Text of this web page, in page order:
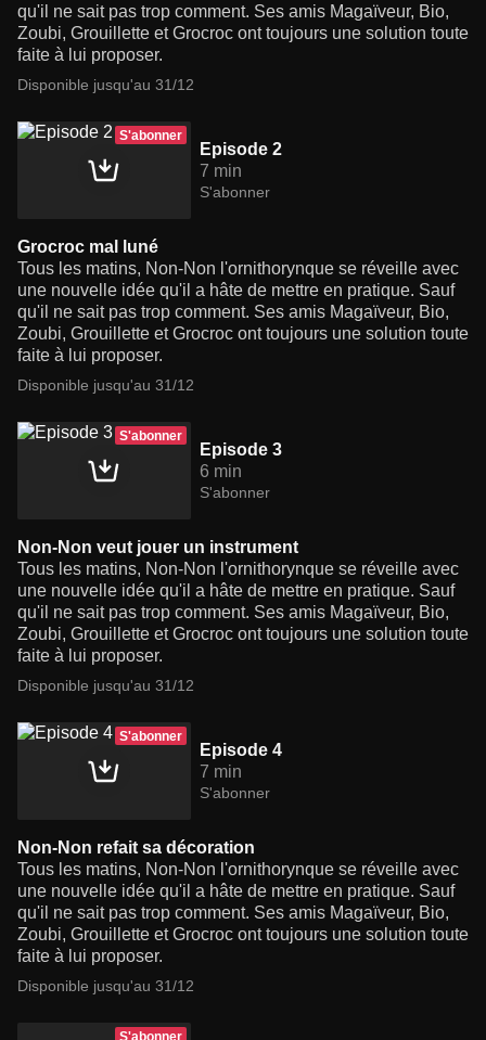
qu'il ne sait pas trop comment. Ses amis Magaïveur, Bio,
Zoubi, Grouillette et Grocroc ont toujours une solution toute
faite à lui proposer.
Disponible jusqu'au 31/12
S'abonner
Episode 2
7 min
S'abonner
Grocroc mal luné
Tous les matins, Non-Non l'ornithorynque se réveille avec
une nouvelle idée qu'il a hâte de mettre en pratique. Sauf
qu'il ne sait pas trop comment. Ses amis Magaïveur, Bio,
Zoubi, Grouillette et Grocroc ont toujours une solution toute
faite à lui proposer.
Disponible jusqu'au 31/12
S'abonner
Episode 3
6 min
S'abonner
Non-Non veut jouer un instrument
Tous les matins, Non-Non l'ornithorynque se réveille avec
une nouvelle idée qu'il a hâte de mettre en pratique. Sauf
qu'il ne sait pas trop comment. Ses amis Magaïveur, Bio,
Zoubi, Grouillette et Grocroc ont toujours une solution toute
faite à lui proposer.
Disponible jusqu'au 31/12
S'abonner
Episode 4
7 min
S'abonner
Non-Non refait sa décoration
Tous les matins, Non-Non l'ornithorynque se réveille avec
une nouvelle idée qu'il a hâte de mettre en pratique. Sauf
qu'il ne sait pas trop comment. Ses amis Magaïveur, Bio,
Zoubi, Grouillette et Grocroc ont toujours une solution toute
faite à lui proposer.
Disponible jusqu'au 31/12
S'abonner